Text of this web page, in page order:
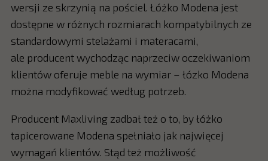
wersji ze skrzynią na pościel. Łóżko Modena jest
dostępne w różnych rozmiarach kompatybilnych ze
standardowymi stelażami i materacami,
ale producent wychodząc naprzeciw oczekiwaniom
klientów oferuje meble na wymiar – łózko Modena
można modyfikować według potrzeb.
Producent Maxliving zadbał też o to, by łóżko
tapicerowane Modena spełniało jak najwięcej
wymagań klientów. Stąd też możliwość